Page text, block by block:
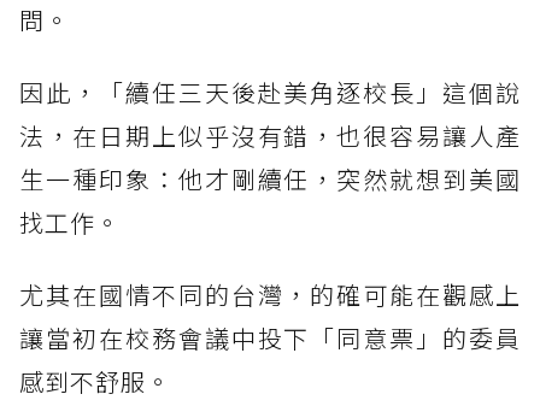
問。
因此，「續任三天後赴美角逐校長」這個說
法，在日期上似乎沒有錯，也很容易讓人產
生一種印象：他才剛續任，突然就想到美國
找工作。
尤其在國情不同的台灣，的確可能在觀感上
讓當初在校務會議中投下「同意票」的委員
感到不舒服。